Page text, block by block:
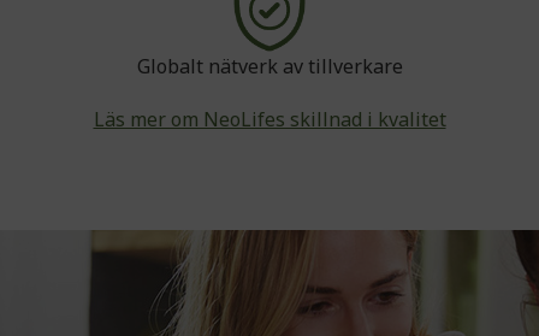
Globalt nätverk av tillverkare
Läs mer om NeoLifes skillnad i kvalitet